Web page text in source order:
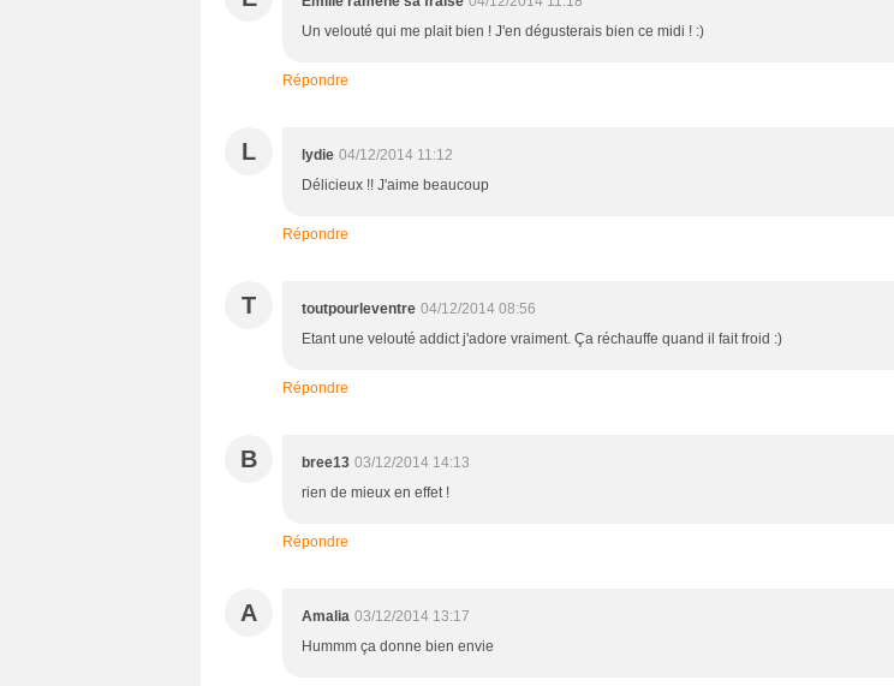
Un velouté qui me plait bien ! J'en dégusterais bien ce midi ! :)
Répondre
L lydie 04/12/2014 11:12
Délicieux !! J'aime beaucoup
Répondre
T toutpourleventre 04/12/2014 08:56
Etant une velouté addict j'adore vraiment. Ça réchauffe quand il fait froid :)
Répondre
B bree13 03/12/2014 14:13
rien de mieux en effet !
Répondre
A Amalia 03/12/2014 13:17
Hummm ça donne bien envie